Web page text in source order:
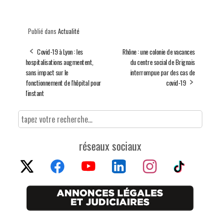
Publié dans Actualité
Covid-19 à Lyon : les
hospitalisations augmentent,
sans impact sur le
fonctionnement de l'hôpital pour
l'instant
Rhône : une colonie de vacances
du centre social de Brignais
interrompue par des cas de
covid-19
réseaux sociaux